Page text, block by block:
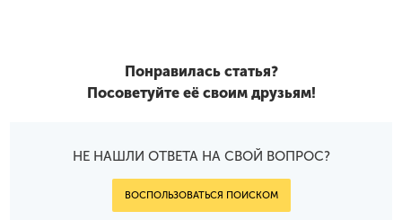
Понравилась статья?
Посоветуйте её своим друзьям!
НЕ НАШЛИ ОТВЕТА НА СВОЙ ВОПРОС?
ВОСПОЛЬЗОВАТЬСЯ ПОИСКОМ